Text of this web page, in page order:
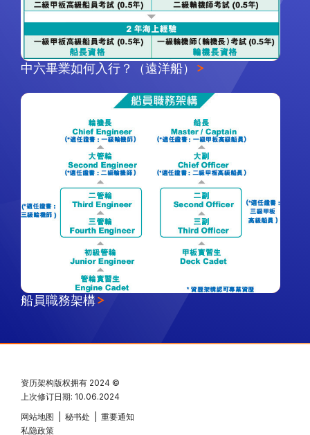
中六畢業如何入行？（遠洋船）
船員職務架構
资历架构版权拥有 2024 ©
上次修订日期: 10.06.2024
网站地图
秘书处
重要通知
私隐政策